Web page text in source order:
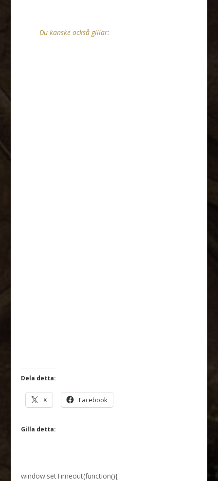
Du kanske också gillar:
Dela detta:
X Facebook
Gilla detta:
window.setTimeout(function(){